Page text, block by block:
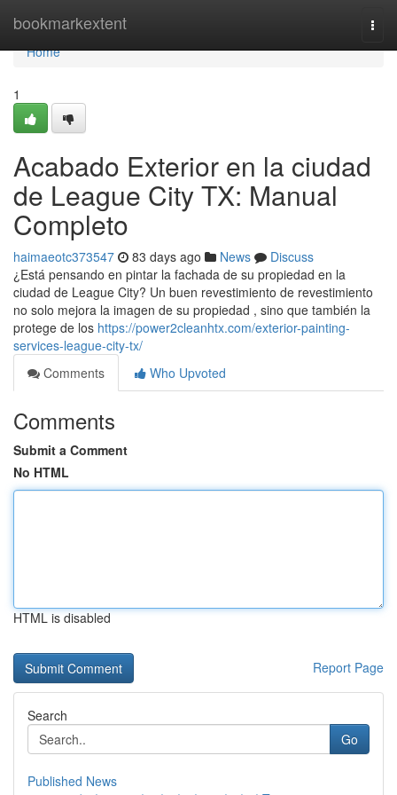
bookmarkextent
Home
Home
1
Acabado Exterior en la ciudad
de League City TX: Manual
Completo
haimaeotc373547 83 days ago News
Discuss
¿Está pensando en pintar la fachada de su propiedad en la
ciudad de League City? Un buen revestimiento de revestimiento
no solo mejora la imagen de su propiedad , sino que también la
protege de los https://power2cleanhtx.com/exterior-painting-
services-league-city-tx/
Comments
Who Upvoted
Comments
Submit a Comment
No HTML
HTML is disabled
Report Page
Search
Go
Published News